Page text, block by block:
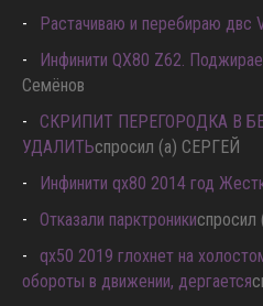
Растачиваю и перебираю двс
Инфинити QX80 Z62.
Семёнов
СКРИПИТ ПЕРЕГОРОДКА В
УДАЛИТЬспросил (а) СЕРГЕЙ
Инфинити qx80 2014 год
Отказали парктроникиспросил
qx50 2019 глохнет на
обороты в движении, дергается